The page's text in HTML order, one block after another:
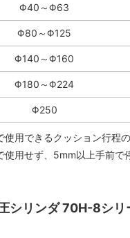
Φ40～Φ63
Φ80～Φ125
Φ140～Φ160
Φ180～Φ224
Φ250
用できるクッション行程の
使用せず、5mm以上手前
シリンダ 70H-8シリ